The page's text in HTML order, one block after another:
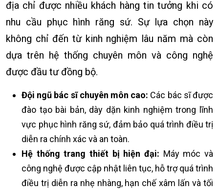
địa chỉ được nhiều khách hàng tin tưởng khi có
nhu cầu phục hình răng sứ. Sự lựa chọn này
không chỉ đến từ kinh nghiệm lâu năm mà còn
dựa trên hệ thống chuyên môn và công nghệ
được đầu tư đồng bộ.
Đội ngũ bác sĩ chuyên môn cao: Các bác sĩ được
đào tạo bài bản, dày dặn kinh nghiệm trong lĩnh
vực phục hình răng sứ, đảm bảo quá trình điều trị
diễn ra chính xác và an toàn.
Hệ thống trang thiết bị hiện đại: Máy móc và
công nghệ được cập nhật liên tục, hỗ trợ quá trình
điều trị diễn ra nhẹ nhàng, hạn chế xâm lấn và tối